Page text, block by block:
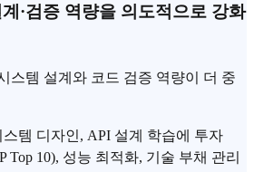
·검증 역량을 의도적으로 강화
스템 설계와 코드 검증 역량이 더 중
템 디자인, API 설계 학습에 투자
Top 10), 성능 최적화, 기술 부채 관리